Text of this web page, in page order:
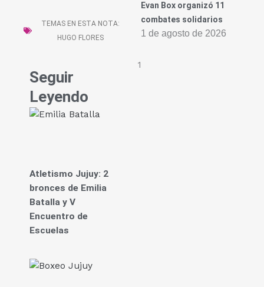
TEMAS EN ESTA NOTA:
HUGO FLORES
Seguir
Leyendo
Atletismo Jujuy: 2
bronces de Emilia
Batalla y V
Encuentro de
Escuelas
Evan Box organizó 11
combates solidarios
1 de agosto de 2026